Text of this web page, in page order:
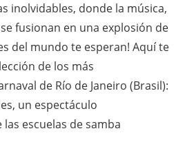
inolvidables, donde la música,
fusionan en una explosión de
del mundo te esperan! Aquí te
de los más
de Río de Janeiro (Brasil):
un espectáculo
escuelas de samba